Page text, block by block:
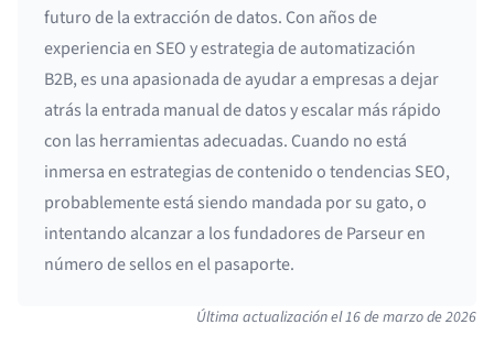
futuro de la extracción de datos. Con años de
experiencia en SEO y estrategia de automatización
B2B, es una apasionada de ayudar a empresas a dejar
atrás la entrada manual de datos y escalar más rápido
con las herramientas adecuadas. Cuando no está
inmersa en estrategias de contenido o tendencias SEO,
probablemente está siendo mandada por su gato, o
intentando alcanzar a los fundadores de Parseur en
número de sellos en el pasaporte.
Última actualización el16 de marzo de 2026